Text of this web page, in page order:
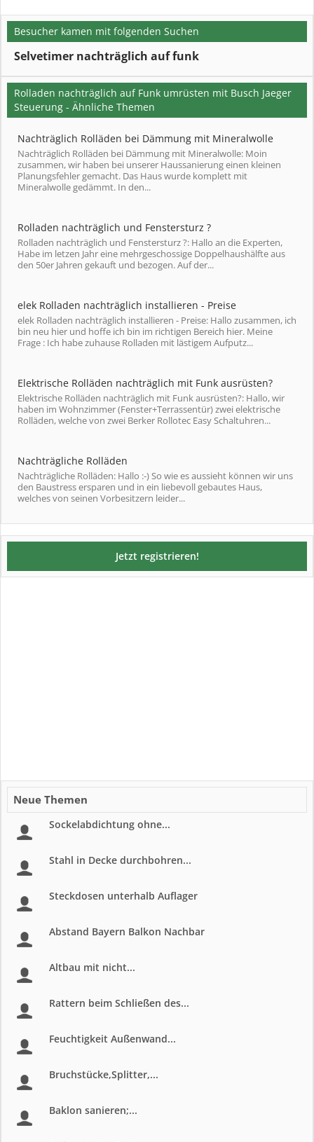
Besucher kamen mit folgenden Suchen
Selvetimer nachträglich auf funk
Rolladen nachträglich auf Funk umrüsten mit Busch Jaeger
Steuerung - Ähnliche Themen
Nachträglich Rolläden bei Dämmung mit Mineralwolle
Nachträglich Rolläden bei Dämmung mit Mineralwolle: Moin
zusammen, wir haben bei unserer Haussanierung einen kleinen
Planungsfehler gemacht. Das Haus wurde komplett mit
Mineralwolle gedämmt. In den...
Rolladen nachträglich und Fenstersturz ?
Rolladen nachträglich und Fenstersturz ?: Hallo an die Experten,
Habe im letzen Jahr eine mehrgeschossige Doppelhaushälfte aus
den 50er Jahren gekauft und bezogen. Auf der...
elek Rolladen nachträglich installieren - Preise
elek Rolladen nachträglich installieren - Preise: Hallo zusammen, ich
bin neu hier und hoffe ich bin im richtigen Bereich hier. Meine
Frage : Ich habe zuhause Rolladen mit lästigem Aufputz...
Elektrische Rolläden nachträglich mit Funk ausrüsten?
Elektrische Rolläden nachträglich mit Funk ausrüsten?: Hallo, wir
haben im Wohnzimmer (Fenster+Terrassentür) zwei elektrische
Rolläden, welche von zwei Berker Rollotec Easy Schaltuhren...
Nachträgliche Rolläden
Nachträgliche Rolläden: Hallo :-) So wie es aussieht können wir uns
den Baustress ersparen und in ein liebevoll gebautes Haus,
welches von seinen Vorbesitzern leider...
Jetzt registrieren!
Neue Themen
Sockelabdichtung ohne...
Stahl in Decke durchbohren...
Steckdosen unterhalb Auflager
Abstand Bayern Balkon Nachbar
Altbau mit nicht...
Rattern beim Schließen des...
Feuchtigkeit Außenwand...
Bruchstücke,Splitter,...
Baklon sanieren;...